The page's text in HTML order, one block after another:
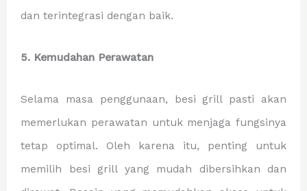
dan terintegrasi dengan baik.
5. Kemudahan Perawatan
Selama masa penggunaan, besi grill pasti akan
memerlukan perawatan untuk menjaga fungsinya
tetap optimal. Oleh karena itu, penting untuk
memilih besi grill yang mudah dibersihkan dan